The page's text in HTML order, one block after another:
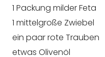
1 Packung milder Feta
1 mittelgroße Zwiebel
ein paar rote Trauben
etwas Olivenöl